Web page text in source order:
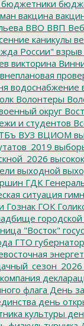
бюджетники
вакцина
ВВО ВВП
каникулы
России" взрыв
викторина
внеплановая
водоснабжение
Волонтеры
округ
и студентов
ВУЗ ВЦИОМ
выходной
ГДК
ситуация
Гознак ГОК
городской
"Восток"
ГТО губернатор
флага День
день
культуры